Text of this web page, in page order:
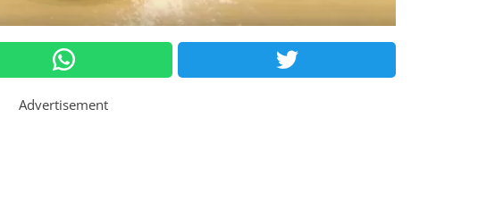
Advertisement